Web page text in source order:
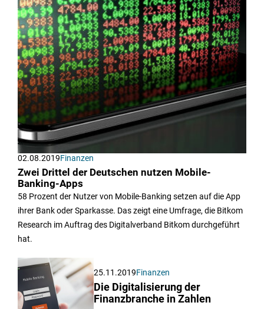
02.08.2019Finanzen
Zwei Drittel der Deutschen nutzen Mobile-
Banking-Apps
58 Prozent der Nutzer von Mobile-Banking setzen auf die App
ihrer Bank oder Sparkasse. Das zeigt eine Umfrage, die Bitkom
Research im Auftrag des Digitalverband Bitkom durchgeführt
hat.
25.11.2019Finanzen
Die Digitalisierung der
Finanzbranche in Zahlen